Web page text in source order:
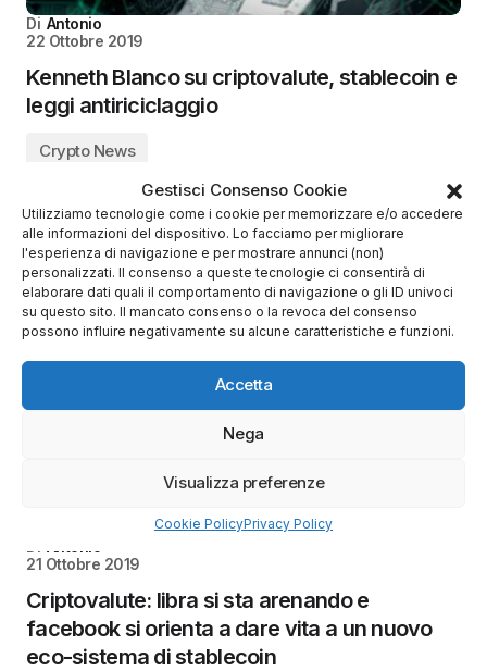
Gestisci Consenso Cookie
Utilizziamo tecnologie come i cookie per memorizzare e/o accedere
alle informazioni del dispositivo. Lo facciamo per migliorare
l'esperienza di navigazione e per mostrare annunci (non)
personalizzati. Il consenso a queste tecnologie ci consentirà di
elaborare dati quali il comportamento di navigazione o gli ID univoci
su questo sito. Il mancato consenso o la revoca del consenso
possono influire negativamente su alcune caratteristiche e funzioni.
Accetta
Nega
Visualizza preferenze
Cookie PolicyPrivacy Policy
Di Antonio
22 Ottobre 2019
Kenneth Blanco su criptovalute, stablecoin e
leggi antiriciclaggio
Crypto News
21 Ottobre 2019
Criptovalute: libra si sta arenando e
facebook si orienta a dare vita a un nuovo
eco-sistema di stablecoin